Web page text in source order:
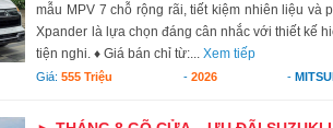
mẫu MPV 7 chỗ rộng rãi, tiết kiệm nhiên liệu và
Xpander là lựa chọn đáng cân nhắc với thiết kế
tiện nghi. ♦ Giá bán chỉ từ:...Xem tiếp
Giá:555 Triệu - 2026 -